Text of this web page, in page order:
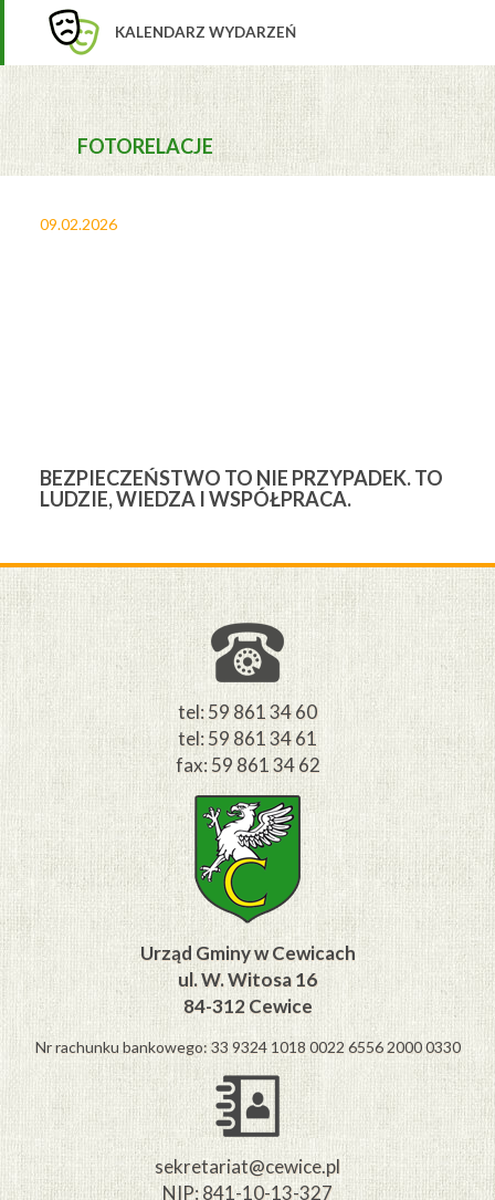
KALENDARZ WYDARZEŃ
FOTORELACJE
09.02.2026
BEZPIECZEŃSTWO TO NIE PRZYPADEK. TO
LUDZIE, WIEDZA I WSPÓŁPRACA.
tel: 59 861 34 60
tel: 59 861 34 61
fax: 59 861 34 62
Urząd Gminy w Cewicach
ul. W. Witosa 16
84-312 Cewice
Nr rachunku bankowego: 33 9324 1018 0022 6556 2000 0330
sekretariat@cewice.pl
NIP: 841-10-13-327